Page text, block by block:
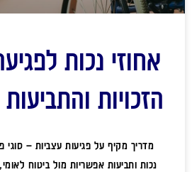
אחוזי נכות
הזכויות
מדריך מקיף על פגיעות עצביות – סוגי
נכות ותביעות אפשריות מול ביטוח